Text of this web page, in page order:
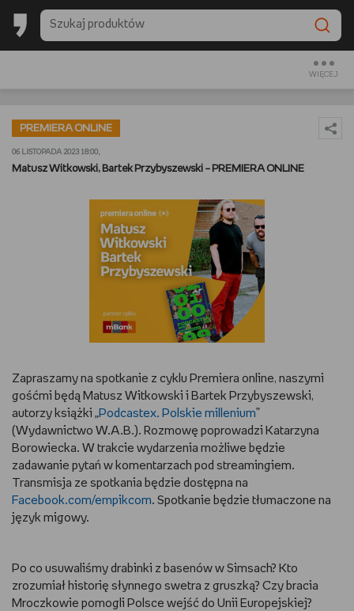
WIĘCEJ
BESTSELLERY EMPIKU 2025
OGLĄDAM
PREZENTOWNIKI
URZĄDZAM I DEKORUJĘ
RYSUJĘ
DIY
MAM ZWIERZĘTA
DBAM O URODĘ
TRENUJĘ
PREMIERA ONLINE
06 LISTOPADA 2023 18:00,
Matusz Witkowski, Bartek Przybyszewski – PREMIERA ONLINE
Zapraszamy na spotkanie z cyklu Premiera online, naszymi
gośćmi będą Matusz Witkowski i Bartek Przybyszewski,
autorzy książki „Podcastex. Polskie millenium”
(Wydawnictwo W.A.B.). Rozmowę poprowadzi Katarzyna
Borowiecka. W trakcie wydarzenia możliwe będzie
zadawanie pytań w komentarzach pod streamingiem.
Transmisja ze spotkania będzie dostępna na
Facebook.com/empikcom. Spotkanie będzie tłumaczone na
język migowy.
Po co usuwaliśmy drabinki z basenów w Simsach? Kto
zrozumiał historię słynnego swetra z gruszką? Czy bracia
Mroczkowie pomogli Polsce wejść do Unii Europejskiej?